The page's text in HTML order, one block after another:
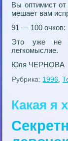
Вы оптимист
мешает вам
91 — 100 очков:
Это уже не
легкомыслие.
Юля ЧЕРНОВА
Рубрика: 1996,
Какая я